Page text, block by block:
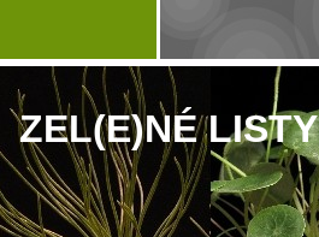
ZEL(E)NÉ LISTY